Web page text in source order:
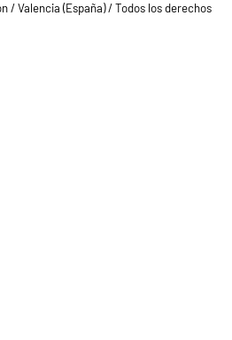
/ Valencia (España) / Todos los derechos